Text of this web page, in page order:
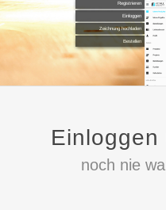
Registrieren
Einloggen
Zeichnung hochladen
Bestellen
Einloggen
noch nie